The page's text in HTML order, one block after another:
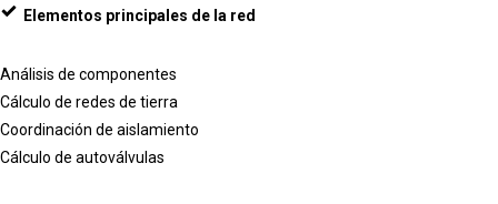
Elementos principales de la red
Análisis de componentes
Cálculo de redes de tierra
Coordinación de aislamiento
Cálculo de autoválvulas